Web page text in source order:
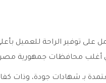
على توفير الراحة للعميل
أغلب محافظات جمهورية مصر
بـ شهادات جودة، وذات